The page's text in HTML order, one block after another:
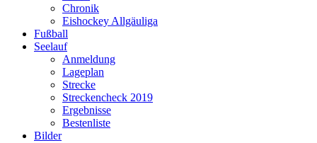
Chronik
Eishockey Allgäuliga
Fußball
Seelauf
Anmeldung
Lageplan
Strecke
Streckencheck 2019
Ergebnisse
Bestenliste
Bilder